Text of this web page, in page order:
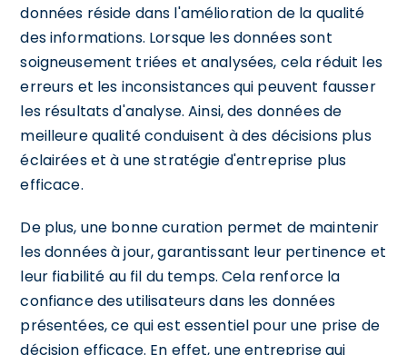
données réside dans l'amélioration de la qualité
des informations. Lorsque les données sont
soigneusement triées et analysées, cela réduit les
erreurs et les inconsistances qui peuvent fausser
les résultats d'analyse. Ainsi, des données de
meilleure qualité conduisent à des décisions plus
éclairées et à une stratégie d'entreprise plus
efficace.
De plus, une bonne curation permet de maintenir
les données à jour, garantissant leur pertinence et
leur fiabilité au fil du temps. Cela renforce la
confiance des utilisateurs dans les données
présentées, ce qui est essentiel pour une prise de
décision efficace. En effet, une entreprise qui